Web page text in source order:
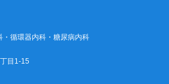
循環器内科・糖尿病内科
目1-15